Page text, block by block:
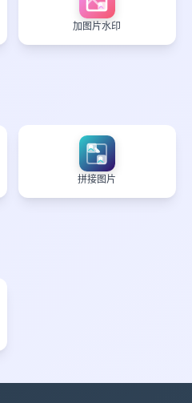
加图片水印
拼接图片